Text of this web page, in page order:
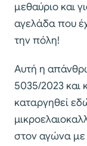
μεθαύριο και
αγελάδα που
την πόλη!
Αυτή η
5035/2023 και
καταργηθεί
στον αγώνα με